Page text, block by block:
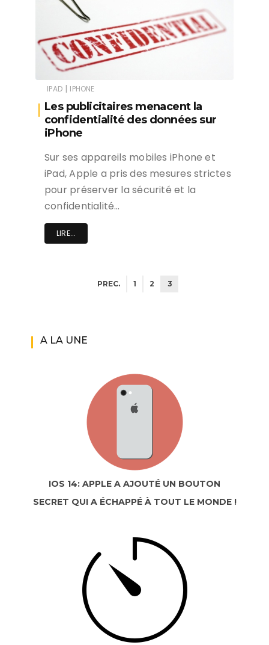
IPAD | IPHONE
Les publicitaires menacent la
confidentialité des données sur
iPhone
Sur ses appareils mobiles iPhone et
iPad, Apple a pris des mesures strictes
pour préserver la sécurité et la
confidentialité…
LIRE...
PREC. 1 2 3
A LA UNE
IOS 14: APPLE A AJOUTÉ UN BOUTON
SECRET QUI A ÉCHAPPÉ À TOUT LE MONDE !